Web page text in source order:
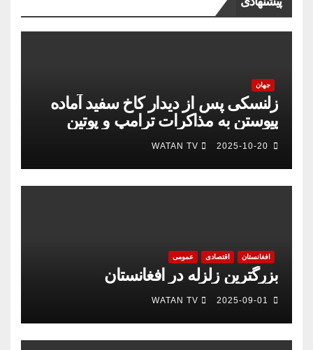
جهان
زلنسکی پس از دیدار کاخ سفید آماده
پیوستن به مذاکرات ترامپ و پوتین
است
2025-10-20
WATAN TV
افغانستان اقتصادی عمومی
بزرگترین زلزله در افغانستان
2025-09-01
WATAN TV